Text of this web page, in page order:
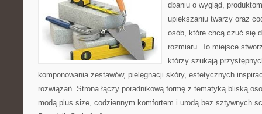
dbaniu o wygląd,
upiększaniu twarzy oraz
osób, które chcą czuć się
rozmiaru. To miejsce
którzy szukają
komponowania zestawów, pielęgnacji skóry, estetycznych
rozwiązań. Strona łączy poradnikową formę z tematyką bliską
modą plus size, codziennym komfortem i urodą bez sztywnych